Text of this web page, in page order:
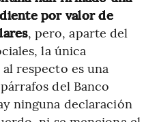
por valor de
, pero, aparte del
la única
respecto es una
del Banco
ninguna declaración